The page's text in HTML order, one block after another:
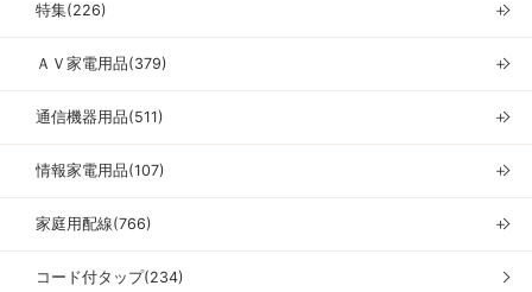
特集(226) ＋
ＡＶ家電用品(379) ＋
通信機器用品(511) ＋
情報家電用品(107) ＋
家庭用配線(766) ＋
コード付タップ(234)